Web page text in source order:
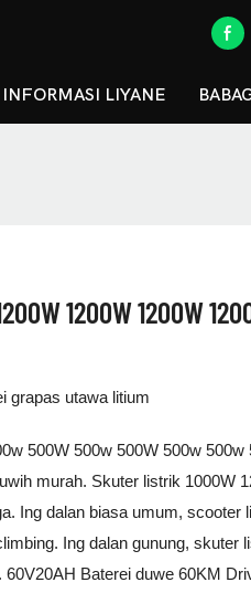
INFORMASI LIYANE
1200W 1200W
grapas utawa litium
500W 500w 500W 500w
murah. Skuter listrik 1000W
Ing dalan biasa umum, scooter
Ing dalan gunung, skuter
Baterei duwe 60KM